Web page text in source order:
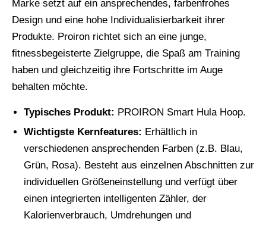
Marke setzt auf ein ansprechendes, farbenfrohes
Design und eine hohe Individualisierbarkeit ihrer
Produkte. Proiron richtet sich an eine junge,
fitnessbegeisterte Zielgruppe, die Spaß am Training
haben und gleichzeitig ihre Fortschritte im Auge
behalten möchte.
Typisches Produkt: PROIRON Smart Hula Hoop.
Wichtigste Kernfeatures: Erhältlich in
verschiedenen ansprechenden Farben (z.B. Blau,
Grün, Rosa). Besteht aus einzelnen Abschnitten zur
individuellen Größeneinstellung und verfügt über
einen integrierten intelligenten Zähler, der
Kalorienverbrauch, Umdrehungen und